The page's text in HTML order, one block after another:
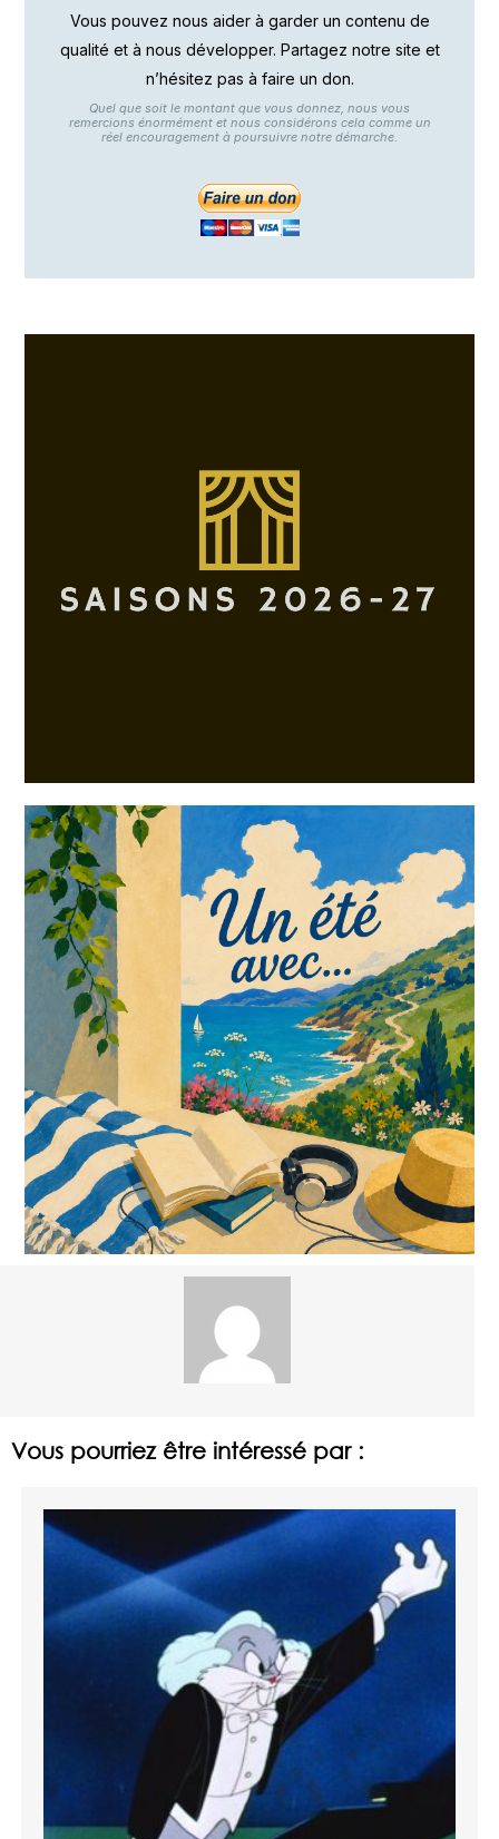
Vous pouvez nous aider à garder un contenu de
qualité et à nous développer. Partagez notre site et
n’hésitez pas à faire un don.
Quel que soit le montant que vous donnez, nous vous
remercions énormément et nous considérons cela comme un
réel encouragement à poursuivre notre démarche.
Vous pourriez être intéressé par :